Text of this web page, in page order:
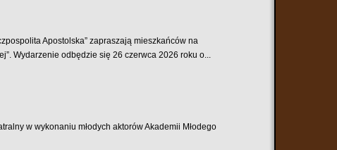
Apostolska” zapraszają mieszkańców na
Wydarzenie odbędzie się 26 czerwca 2026 roku o...
w wykonaniu młodych aktorów Akademii Młodego